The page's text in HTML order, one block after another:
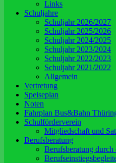
Links
Schuljahre
Schuljahr 2026/2027
Schuljahr 2025/2026
Schuljahr 2024/2025
Schuljahr 2023/2024
Schuljahr 2022/2023
Schuljahr 2021/2022
Allgemein
Vertretung
Speiseplan
Noten
Fahrplan Bus&Bahn
Schulförderverein
Mitgliedschaft und
Berufsberatung
Berufsberatung